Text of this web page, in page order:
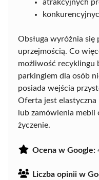
atrakcyjnych
Obsługa wyróżnia się
uprzejmością. Co
możliwość recyklingu
parkingiem dla osób
posiada wejścia
Oferta jest elastyczna
lub zamówienia
życzenie.
Ocena w Google:
Liczba opinii w